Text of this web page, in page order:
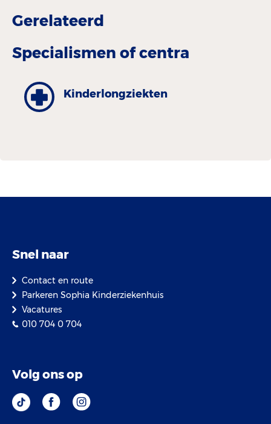
Gerelateerd
Specialismen of centra
Kinder­longziekten
Snel naar
Contact en route
Parkeren Sophia Kinderziekenhuis
Vacatures
010 704 0 704
Volg ons op